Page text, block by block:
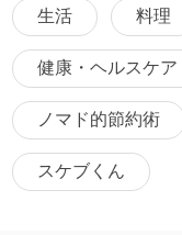
生活 料理
健康・ヘルスケア
ノマド的節約術
スケブくん